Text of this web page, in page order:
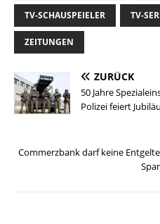
TV-SCHAUSPEIELER TV-
ZEITUNGEN
ZURÜCK
50 Jahre
Polizei feiert
Commerzbank darf keine